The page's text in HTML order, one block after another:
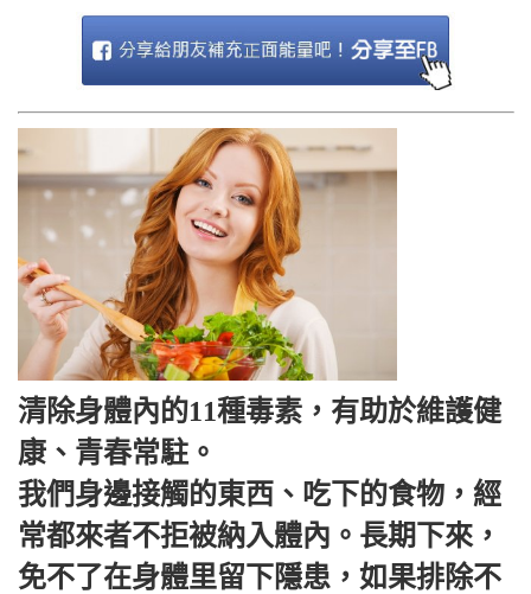
清除身體內的11種毒素，有助於維護健
康、青春常駐。
我們身邊接觸的東西、吃下的食物，經
常都來者不拒被納入體內。長期下來，
免不了在身體里留下隱患，如果排除不